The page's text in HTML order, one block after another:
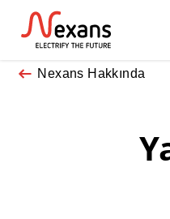
Nexans Hakkında